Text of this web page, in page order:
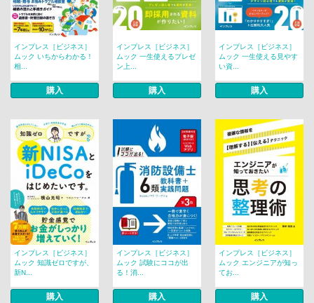
インプレス［ビジネス］
ムック いちからわかる！
相...
購入
インプレス［ビジネス］
ムック 一生使えるプレゼ
ン上...
購入
インプレス［ビジネス］
ムック 一生使える見やす
い資...
購入
インプレス［ビジネス］
ムック 知識ゼロですが、
新N...
購入
インプレス［ビジネス］
ムック 試験にココが出
る！消...
購入
インプレス［ビジネス］
ムック エンジニアが知っ
てお...
購入